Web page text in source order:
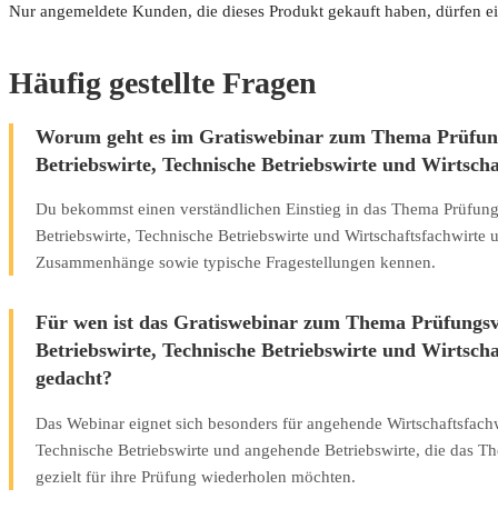
Nur angemeldete Kunden, die dieses Produkt gekauft haben, dürfen
Häufig gestellte Fragen
Worum geht es im Gratiswebinar zum Thema
Betriebswirte, Technische Betriebswirte und
Du bekommst einen verständlichen Einstieg in das Thema
Betriebswirte, Technische Betriebswirte und Wirtschaftsfachwirte
Zusammenhänge sowie typische Fragestellungen kennen.
Für wen ist das Gratiswebinar zum Thema
Betriebswirte, Technische Betriebswirte und
gedacht?
Das Webinar eignet sich besonders für angehende
Technische Betriebswirte und angehende Betriebswirte, die das
gezielt für ihre Prüfung wiederholen möchten.